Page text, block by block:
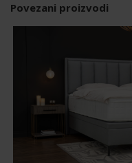
Povezani proizvodi